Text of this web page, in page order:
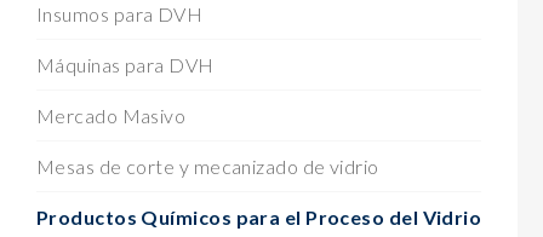
Insumos para DVH
Máquinas para DVH
Mercado Masivo
Mesas de corte y mecanizado de vidrio
Productos Químicos para el Proceso del Vidrio